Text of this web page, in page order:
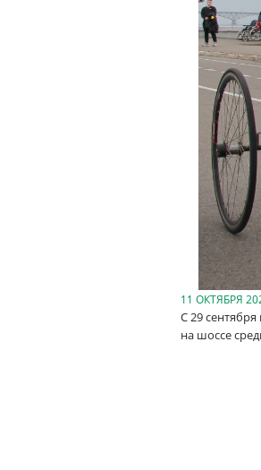
11 ОКТЯБРЯ
С 29
на шоссе